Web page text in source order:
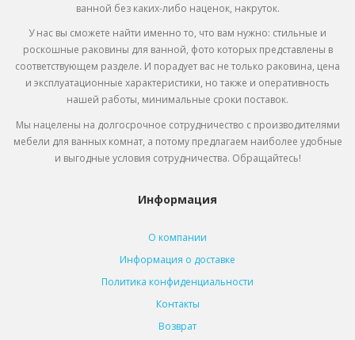
ванной без каких-либо наценок, накруток.
У нас вы сможете найти именно то, что вам нужно: стильные и
роскошные раковины для ванной, фото которых представлены в
соответствующем разделе. И порадует вас не только раковина, цена
и эксплуатационные характеристики, но также и оперативность
нашей работы, минимальные сроки поставок.
Мы нацелены на долгосрочное сотрудничество с производителями
мебели для ванных комнат, а потому предлагаем наиболее удобные
и выгодные условия сотрудничества. Обращайтесь!
Информация
О компании
Информация о доставке
Политика конфиденциальности
Контакты
Возврат